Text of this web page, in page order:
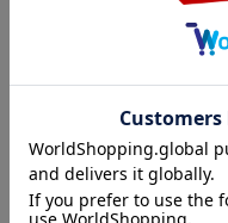
特別寄稿 ひとには、悪を
ジェンナーー肉体は犯さ
きるべき残りの人生があ
なれる。／アルトゥーロ
がある。／ティーノー心
ヤー虐待した父と、向き